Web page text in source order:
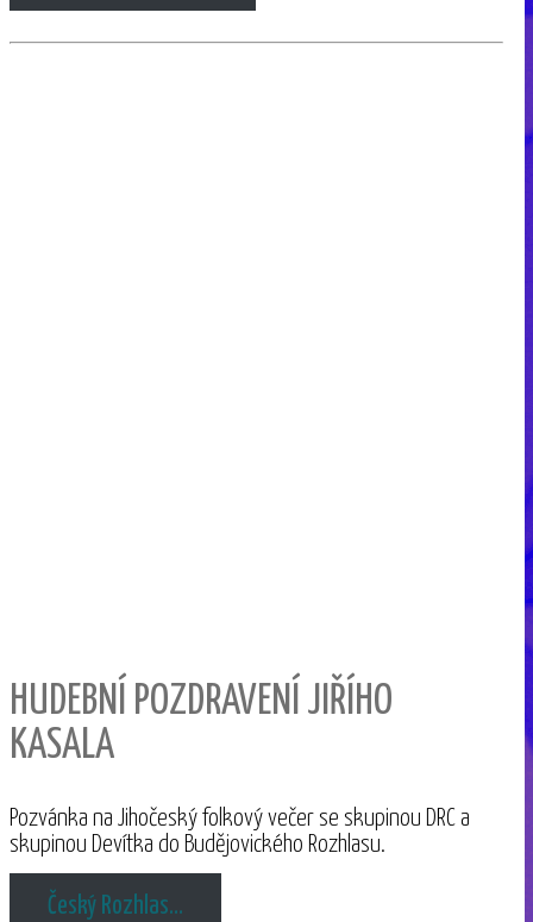
HUDEBNÍ POZDRAVENÍ JIŘÍHO
KASALA
Pozvánka na Jihočeský folkový večer se skupinou DRC a
skupinou Devítka do Budějovického Rozhlasu.
Český Rozhlas…